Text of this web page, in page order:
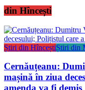
din Hîncești
Știri din HînceștiȘtiri din
Cernăuțeanu:
mașină în ziua